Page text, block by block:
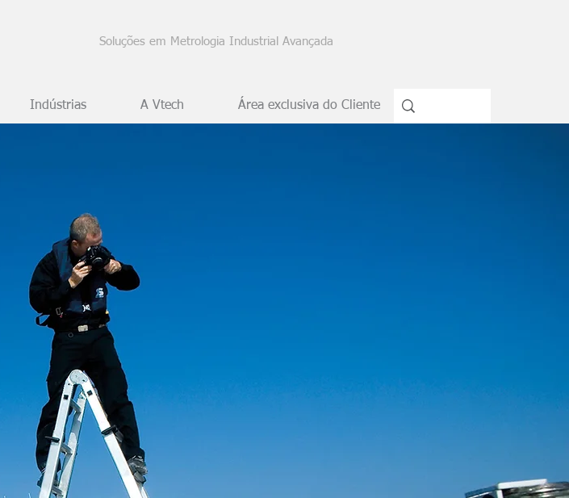
Soluções em Metrologia Industrial Avançada
Indústrias A Vtech Área exclusiva do Cliente